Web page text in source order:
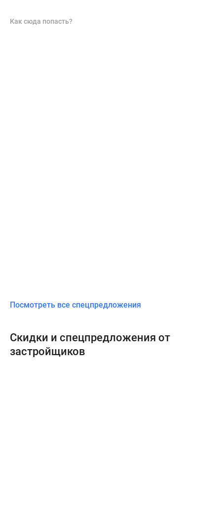
Как сюда попасть?
Посмотреть все спецпредложения
Скидки и спецпредложения от
застройщиков